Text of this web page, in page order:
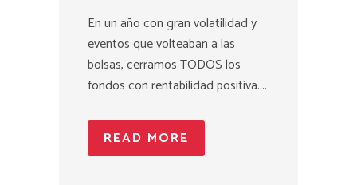
En un año con gran volatilidad y
eventos que volteaban a las
bolsas, cerramos TODOS los
fondos con rentabilidad positiva....
READ MORE